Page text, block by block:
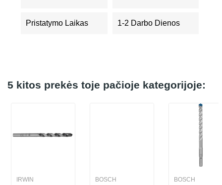
Pristatymo Laikas 1-2 Darbo Dienos
5 kitos prekės toje pačioje kategorijoje:
IRWIN BOSCH BOSCH